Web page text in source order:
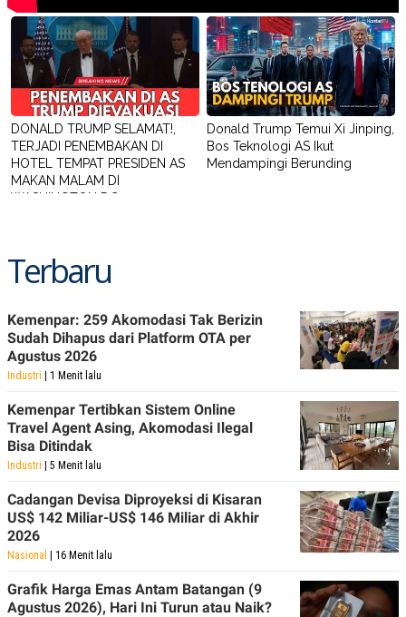
DONALD TRUMP SELAMAT!,
TERJADI PENEMBAKAN DI
HOTEL TEMPAT PRESIDEN AS
MAKAN MALAM DI
WASHINGTON DC
Donald Trump Temui Xi Jinping,
Bos Teknologi AS Ikut
Mendampingi Berunding
Terbaru
Kemenpar: 259 Akomodasi Tak Berizin
Sudah Dihapus dari Platform OTA per
Agustus 2026
Industri | 1 Menit lalu
Kemenpar Tertibkan Sistem Online
Travel Agent Asing, Akomodasi Ilegal
Bisa Ditindak
Industri | 5 Menit lalu
Cadangan Devisa Diproyeksi di Kisaran
US$ 142 Miliar-US$ 146 Miliar di Akhir
2026
Nasional | 16 Menit lalu
Grafik Harga Emas Antam Batangan (9
Agustus 2026), Hari Ini Turun atau Naik?